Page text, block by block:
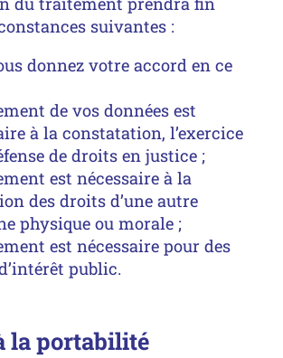
suivantes :
donnez votre accord en ce
de vos données est
à la constatation, l’exercice
de droits en justice ;
est nécessaire à la
des droits d’une autre
physique ou morale ;
est nécessaire pour des
public.
la portabilité